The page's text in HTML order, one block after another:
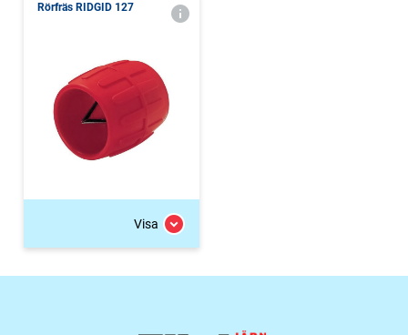
Rörfräs RIDGID 127
Visa